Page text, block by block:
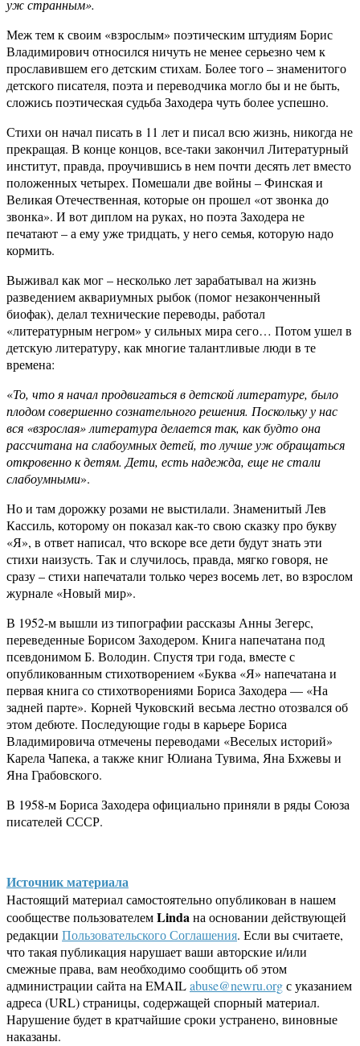
уж странным».
Меж тем к своим «взрослым» поэтическим штудиям Борис
Владимирович относился ничуть не менее серьезно чем к
прославившем его детским стихам. Более того – знаменитого
детского писателя, поэта и переводчика могло бы и не быть,
сложись поэтическая судьба Заходера чуть более успешно.
Стихи он начал писать в 11 лет и писал всю жизнь, никогда не
прекращая. В конце концов, все-таки закончил Литературный
институт, правда, проучившись в нем почти десять лет вместо
положенных четырех. Помешали две войны – Финская и
Великая Отечественная, которые он прошел «от звонка до
звонка». И вот диплом на руках, но поэта Заходера не
печатают – а ему уже тридцать, у него семья, которую надо
кормить.
Выживал как мог – несколько лет зарабатывал на жизнь
разведением аквариумных рыбок (помог незаконченный
биофак), делал технические переводы, работал
«литературным негром» у сильных мира сего… Потом ушел в
детскую литературу, как многие талантливые люди в те
времена:
«То, что я начал продвигаться в детской литературе, было
плодом совершенно сознательного решения. Поскольку у нас
вся «взрослая» литература делается так, как будто она
рассчитана на слабоумных детей, то лучше уж обращаться
откровенно к детям. Дети, есть надежда, еще не стали
слабоумными».
Но и там дорожку розами не выстилали. Знаменитый Лев
Кассиль, которому он показал как-то свою сказку про букву
«Я», в ответ написал, что вскоре все дети будут знать эти
стихи наизусть. Так и случилось, правда, мягко говоря, не
сразу – стихи напечатали только через восемь лет, во взрослом
журнале «Новый мир».
В 1952-м вышли из типографии рассказы Анны Зегерс,
переведенные Борисом Заходером. Книга напечатана под
псевдонимом Б. Володин. Спустя три года, вместе с
опубликованным стихотворением «Буква «Я» напечатана и
первая книга со стихотворениями Бориса Заходера — «На
задней парте». Корней Чуковский весьма лестно отозвался об
этом дебюте. Последующие годы в карьере Бориса
Владимировича отмечены переводами «Веселых историй»
Карела Чапека, а также книг Юлиана Тувима, Яна Бхжевы и
Яна Грабовского.
В 1958-м Бориса Заходера официально приняли в ряды Союза
писателей СССР.
Источник материала
Настоящий материал самостоятельно опубликован в нашем
сообществе пользователемLindaна основании действующей
редакции Пользовательского Соглашения. Если вы считаете,
что такая публикация нарушает ваши авторские и/или
смежные права, вам необходимо сообщить об этом
администрации сайта на EMAILabuse@newru.orgс указанием
адреса (URL) страницы, содержащей спорный материал.
Нарушение будет в кратчайшие сроки устранено, виновные
наказаны.